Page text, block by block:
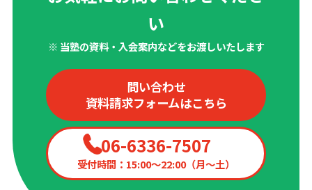
い
※ 当塾の資料・入会案内などをお渡しいたします
問い合わせ
資料請求フォームはこちら
06-6336-7507
受付時間：15:00〜22:00（月〜土）